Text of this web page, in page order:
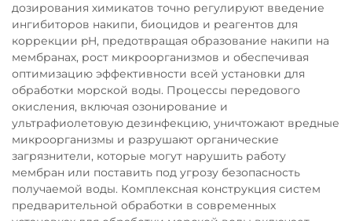
дозирования химикатов точно регулируют введение
ингибиторов накипи, биоцидов и реагентов для
коррекции pH, предотвращая образование накипи на
мембранах, рост микроорганизмов и обеспечивая
оптимизацию эффективности всей установки для
обработки морской воды. Процессы передового
окисления, включая озонирование и
ультрафиолетовую дезинфекцию, уничтожают вредные
микроорганизмы и разрушают органические
загрязнители, которые могут нарушить работу
мембран или поставить под угрозу безопасность
получаемой воды. Комплексная конструкция систем
предварительной обработки в современных